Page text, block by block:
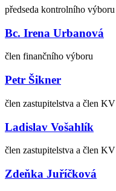
předseda kontrolního výboru
Bc. Irena Urbanová
člen finančního výboru
Petr Šikner
člen zastupitelstva a člen KV
Ladislav Vošahlík
člen zastupitelstva a člen KV
Zdeňka Juříčková